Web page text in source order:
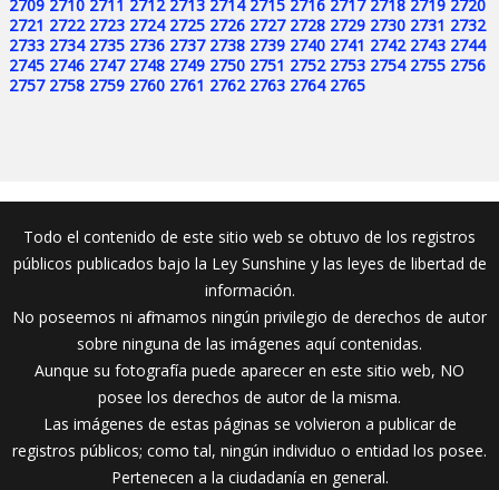
2709 2710 2711 2712 2713 2714 2715 2716 2717 2718 2719 2720
2721 2722 2723 2724 2725 2726 2727 2728 2729 2730 2731 2732
2733 2734 2735 2736 2737 2738 2739 2740 2741 2742 2743 2744
2745 2746 2747 2748 2749 2750 2751 2752 2753 2754 2755 2756
2757 2758 2759 2760 2761 2762 2763 2764 2765
Todo el contenido de este sitio web se obtuvo de los registros
públicos publicados bajo la Ley Sunshine y las leyes de libertad de
información.
No poseemos ni afirmamos ningún privilegio de derechos de autor
sobre ninguna de las imágenes aquí contenidas.
Aunque su fotografía puede aparecer en este sitio web, NO
posee los derechos de autor de la misma.
Las imágenes de estas páginas se volvieron a publicar de
registros públicos; como tal, ningún individuo o entidad los posee.
Pertenecen a la ciudadanía en general.